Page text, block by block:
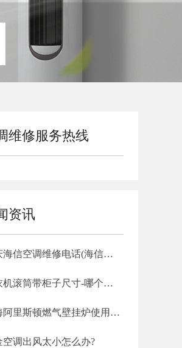
维修服务热线
资讯
海信空调维修电话(海信空
机滚筒带柜子尺寸-哪个牌
阿里斯顿燃气壁挂炉使用方
空调出风太小怎么办?